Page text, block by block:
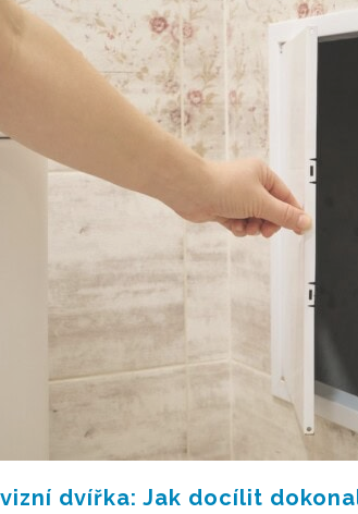
dvířka: Jak docílit